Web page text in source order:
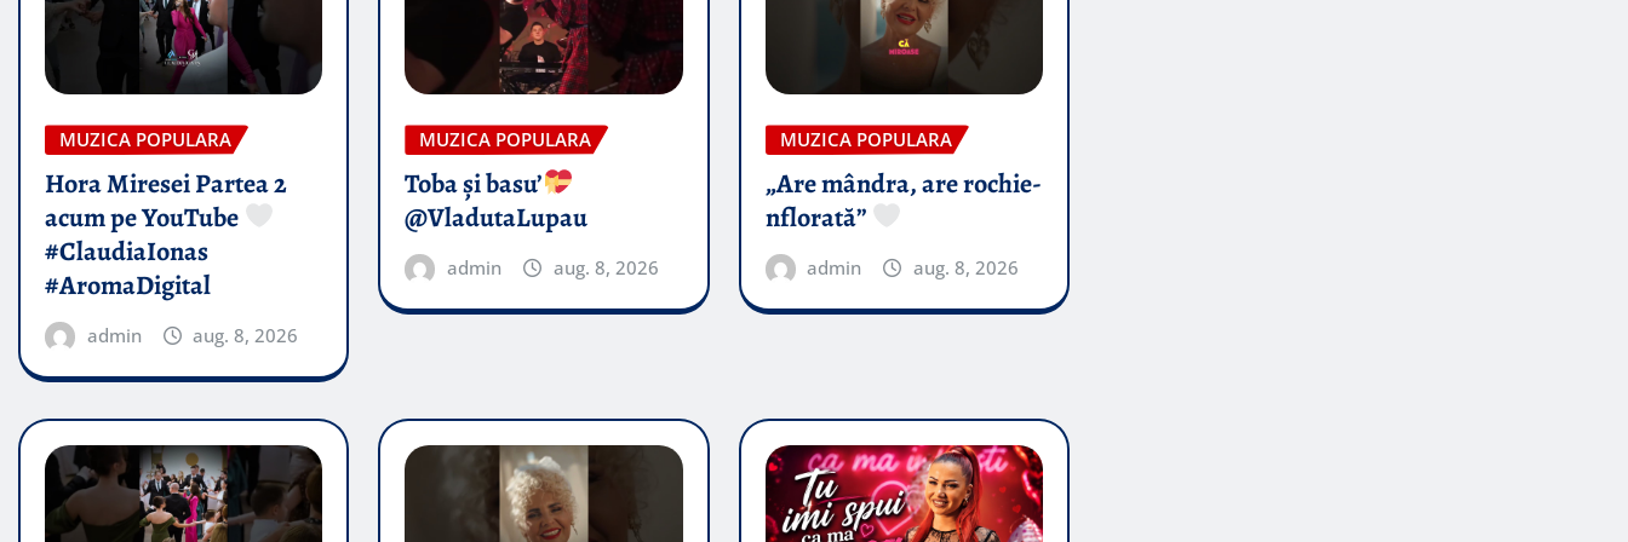
MUZICA POPULARA
Hora Miresei Partea 2
acum pe YouTube
#ClaudiaIonas
#AromaDigital
admin aug. 8, 2026
MUZICA POPULARA
Toba și basu’
@VladutaLupau
admin aug. 8, 2026
MUZICA POPULARA
„Are mândra, are rochie-
nflorată”
admin aug. 8, 2026